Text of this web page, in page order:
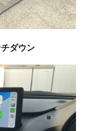
ダウン